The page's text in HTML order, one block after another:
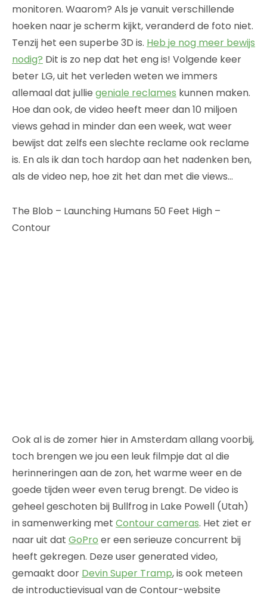
monitoren. Waarom? Als je vanuit verschillende
hoeken naar je scherm kijkt, veranderd de foto niet.
Tenzij het een superbe 3D is. Heb je nog meer bewijs
nodig? Dit is zo nep dat het eng is! Volgende keer
beter LG, uit het verleden weten we immers
allemaal dat jullie geniale reclames kunnen maken.
Hoe dan ook, de video heeft meer dan 10 miljoen
views gehad in minder dan een week, wat weer
bewijst dat zelfs een slechte reclame ook reclame
is. En als ik dan toch hardop aan het nadenken ben,
als de video nep, hoe zit het dan met die views…
The Blob – Launching Humans 50 Feet High –
Contour
Ook al is de zomer hier in Amsterdam allang voorbij,
toch brengen we jou een leuk filmpje dat al die
herinneringen aan de zon, het warme weer en de
goede tijden weer even terug brengt. De video is
geheel geschoten bij Bullfrog in Lake Powell (Utah)
in samenwerking met Contour cameras. Het ziet er
naar uit dat GoPro er een serieuze concurrent bij
heeft gekregen. Deze user generated video,
gemaakt door Devin Super Tramp, is ook meteen
de introductievisual van de Contour-website